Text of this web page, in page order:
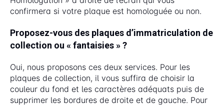
confirmera si votre plaque est homologuée ou non.
Proposez-vous des plaques d’immatriculation de
collection ou « fantaisies » ?
Oui, nous proposons ces deux services. Pour les
plaques de collection, il vous suffira de choisir la
couleur du fond et les caractères adéquats puis de
supprimer les bordures de droite et de gauche. Pour